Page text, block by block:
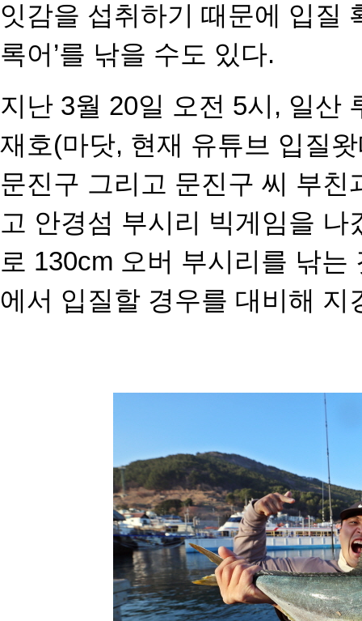
잇감을 섭취하기 때문에 입질
록어’를 낚을 수도 있다.
지난 3월 20일 오전 5시, 일산
재호(마닷, 현재 유튜브 입질
문진구 그리고 문진구 씨 부친
고 안경섬 부시리 빅게임을
로 130cm 오버 부시리를 낚는
에서 입질할 경우를 대비해 지